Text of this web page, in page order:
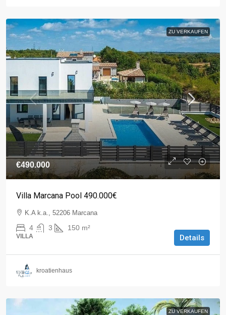
ZU VERKAUFEN
€490.000
Villa Marcana Pool 490.000€
K.A k.a., 52206 Marcana
4 3 150 m²
VILLA Details
kroatienhaus
ZU VERKAUFEN